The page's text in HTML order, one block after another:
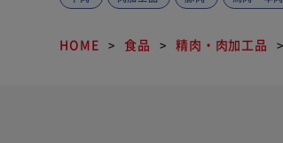
HOME 食品 精肉・肉加工品